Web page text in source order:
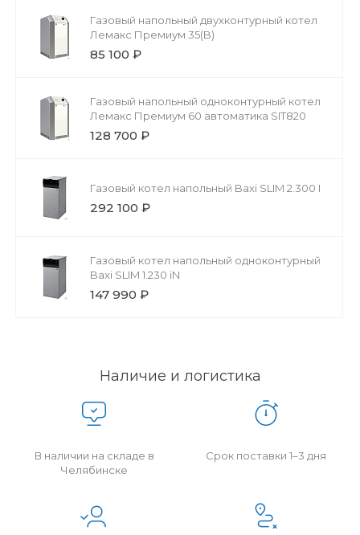
Газовый напольный двухконтурный котел
Лемакс Премиум 35(B)
85 100 ₽
Газовый напольный одноконтурный котел
Лемакс Премиум 60 автоматика SIT820
128 700 ₽
Газовый котел напольный Baxi SLIM 2.300 I
292 100 ₽
Газовый котел напольный одноконтурный
Baxi SLIM 1.230 iN
147 990 ₽
Наличие и логистика
В наличии на складе в
Челябинске
Срок поставки 1–3 дня